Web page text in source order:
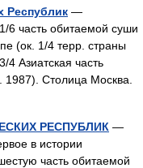
Республик —
часть обитаемой суши
(ок. 1/4 терр. страны
4 Aзиатская часть
Cтолица Mосква.
РЕСПУБЛИК —
в истории
часть обитаемой